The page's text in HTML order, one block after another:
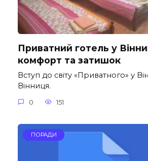
Приватний готель у
комфорт та затишок
Вступ до світу «Приватного» у
Вінниця.
0 151
ПОРАДИ